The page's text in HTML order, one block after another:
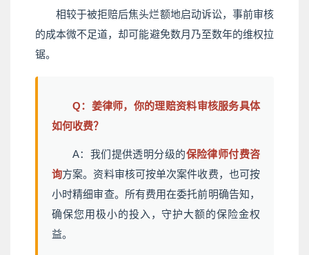
相较于被拒赔后焦头烂额地启动诉讼，事前审核
的成本微不足道，却可能避免数月乃至数年的维权拉
锯。
Q：姜律师，你的理赔资料审核服务具体
如何收费？
A：我们提供透明分级的保险律师付费咨
询方案。资料审核可按单次案件收费，也可按
小时精细审查。所有费用在委托前明确告知，
确保您用极小的投入，守护大额的保险金权
益。